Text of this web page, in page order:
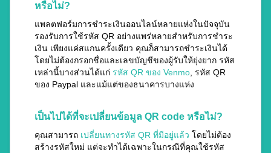
หรือไม่?
แพลตฟอร์มการชำระเงินออนไลน์หลายแห่งในปัจจุบัน
รองรับการใช้รหัส QR อย่างแพร่หลายสำหรับการชำระ
เงิน เพียงแค่สแกนครั้งเดียว คุณก็สามารถชำระเงินได้
โดยไม่ต้องกรอกชื่อและเลขบัญชีของผู้รับให้ยุ่งยาก รหัส
เหล่านี้บางส่วนได้แก่ รหัส QR ของ Venmo , รหัส QR
ของ Paypal และแม้แต่ของธนาคารบางแห่ง
เป็นไปได้ที่จะเปลี่ยนข้อมูล QR code หรือไม่?
คุณสามารถ เปลี่ยนทางรหัส QR ที่มีอยู่แล้ว โดยไม่ต้อง
สร้างรหัสใหม่ แต่จะทำได้เฉพาะในกรณีที่คุณใช้รหัส